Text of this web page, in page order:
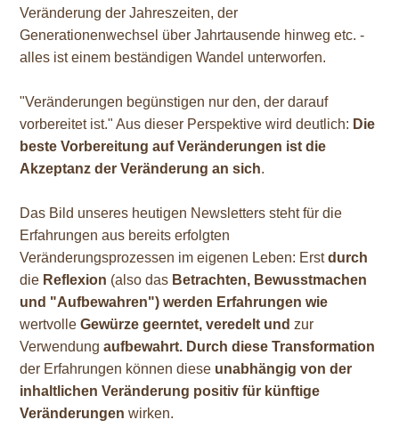
Veränderung der Jahreszeiten, der
Generationenwechsel über Jahrtausende hinweg etc. -
alles ist einem beständigen Wandel unterworfen.
"Veränderungen begünstigen nur den, der darauf
vorbereitet ist." Aus dieser Perspektive wird deutlich: Die
beste Vorbereitung auf Veränderungen ist die
Akzeptanz der Veränderung an sich.
Das Bild unseres heutigen Newsletters steht für die
Erfahrungen aus bereits erfolgten
Veränderungsprozessen im eigenen Leben: Erstdurch
die Reflexion (also das Betrachten, Bewusstmachen
und "Aufbewahren") werden Erfahrungen wie
wertvolle Gewürze geerntet, veredelt undzur
Verwendung aufbewahrt. Durch dieseTransformation
der Erfahrungen können diese unabhängig von der
inhaltlichen Veränderung positiv für künftige
Veränderungenwirken.